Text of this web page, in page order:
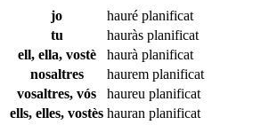
jo hauré planificat
tu
hauràs planificat
ell, ella, vostè
haurà planificat
nosaltres
haurem planificat
vosaltres, vós
haureu planificat
ells, elles, vostès hauran planificat